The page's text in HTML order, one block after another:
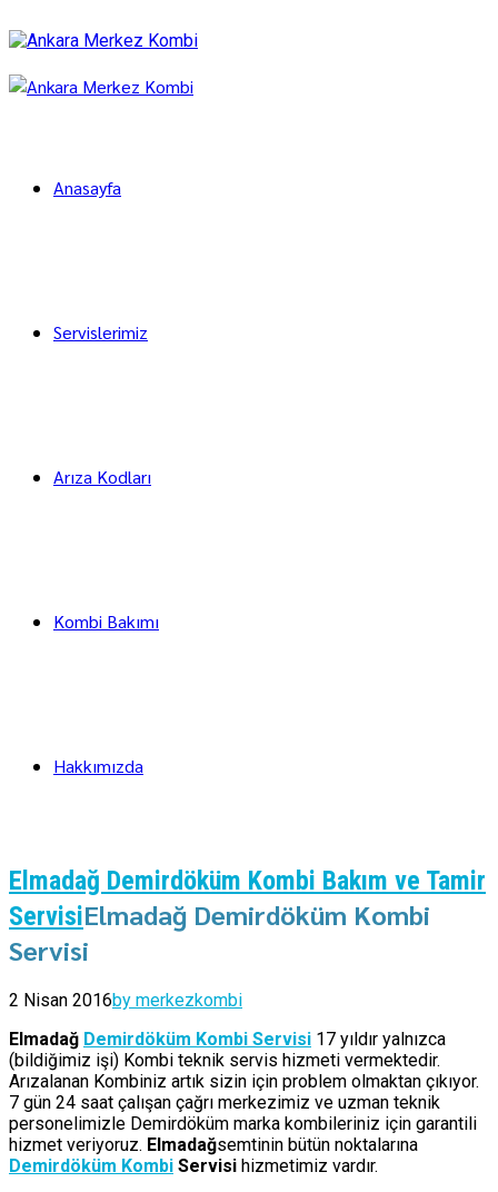
Anasayfa
Servislerimiz
Arıza Kodları
Kombi Bakımı
Hakkımızda
Elmadağ Demirdöküm Kombi Bakım ve Tamir
ServisiElmadağ Demirdöküm Kombi
Servisi
2 Nisan 2016by merkezkombi
Elmadağ Demirdöküm Kombi Servisi 17 yıldır yalnızca
(bildiğimiz işi) Kombi teknik servis hizmeti vermektedir.
Arızalanan Kombiniz artık sizin için problem olmaktan çıkıyor.
7 gün 24 saat çalışan çağrı merkezimiz ve uzman teknik
personelimizle Demirdöküm marka kombileriniz için garantili
hizmet veriyoruz. Elmadağsemtinin bütün noktalarına
Demirdöküm Kombi Servisi hizmetimiz vardır.